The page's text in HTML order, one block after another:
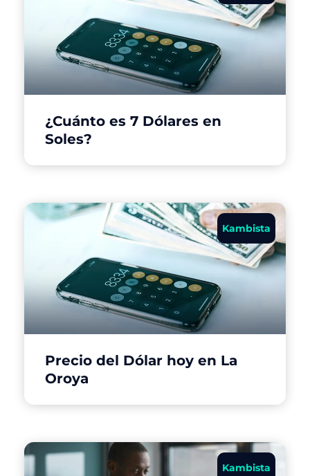
¿Cuánto es 7 Dólares en
Soles?
Kambista
Precio del Dólar hoy en La
Oroya
Kambista